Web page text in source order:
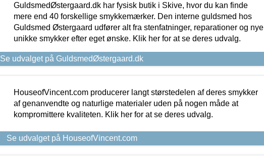
GuldsmedØstergaard.dk har fysisk butik i Skive, hvor du kan finde
mere end 40 forskellige smykkemærker. Den interne guldsmed hos
Guldsmed Østergaard udfører alt fra stenfatninger, reparationer og nye
unikke smykker efter eget ønske. Klik her for at se deres udvalg.
Se udvalget på GuldsmedØstergaard.dk
HouseofVincent.com producerer langt størstedelen af deres smykker
af genanvendte og naturlige materialer uden på nogen måde at
kompromittere kvaliteten. Klik her for at se deres udvalg.
Se udvalget på HouseofVincent.com